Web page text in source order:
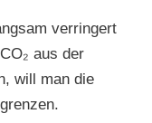
verringert
aus der
will man die